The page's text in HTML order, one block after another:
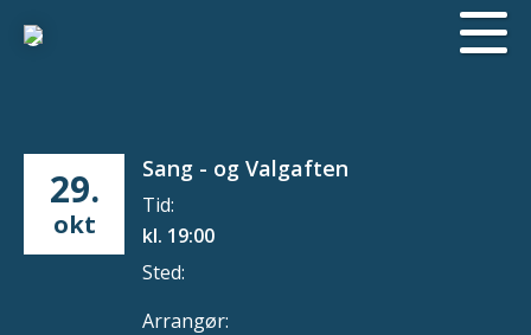
29.
okt
Sang - og Valgaften
Tid:
kl. 19:00
Sted:
Arrangør: